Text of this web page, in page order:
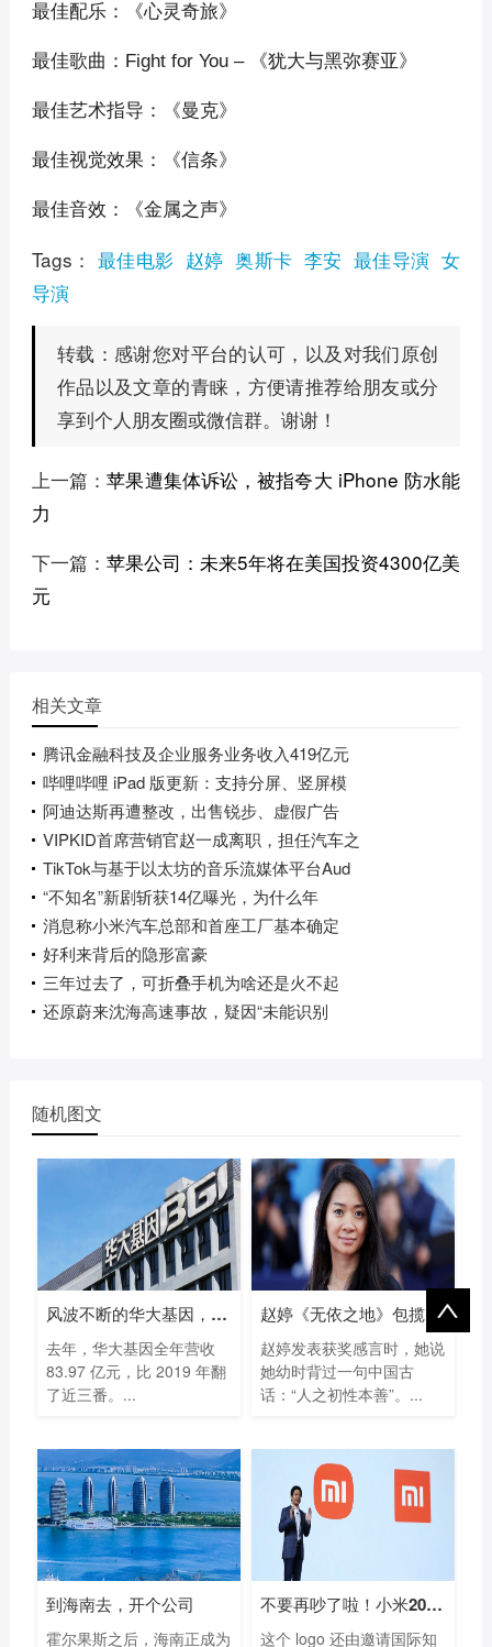
最佳配乐：《心灵奇旅》
最佳歌曲：Fight for You – 《犹大与黑弥赛亚》
最佳艺术指导：《曼克》
最佳视觉效果：《信条》
最佳音效：《金属之声》
Tags： 最佳电影 赵婷 奥斯卡 李安 最佳导演 女
导演
转载： 感谢您对平台的认可，以及对我们原创
作品以及文章的青睐，方便请推荐给朋友或分
享到个人朋友圈或微信群。谢谢！
上一篇：苹果遭集体诉讼，被指夸大 iPhone 防水能
力
下一篇： 苹果公司：未来5年将在美国投资4300亿美
元
相关文章
腾讯金融科技及企业服务业务收入419亿元
哔哩哔哩 iPad 版更新：支持分屏、竖屏模
阿迪达斯再遭整改，出售锐步、虚假广告
VIPKID首席营销官赵一成离职，担任汽车之
TikTok与基于以太坊的音乐流媒体平台Aud
“不知名”新剧斩获14亿曝光，为什么年
消息称小米汽车总部和首座工厂基本确定
好利来背后的隐形富豪
三年过去了，可折叠手机为啥还是火不起
还原蔚来沈海高速事故，疑因“未能识别
随机图文
风波不断的华大基因，凭什么一年多赚
去年，华大基因全年营收
83.97 亿元，比 2019 年翻
了近三番。...
赵婷《无依之地》包揽93届奥斯卡最佳导
赵婷发表获奖感言时，她说
她幼时背过一句中国古
话：“人之初性本善”。...
到海南去，开个公司
霍尔果斯之后，海南正成为
不要再吵了啦！小米200万做的新Logo已经很
这个 logo 还由邀请国际知